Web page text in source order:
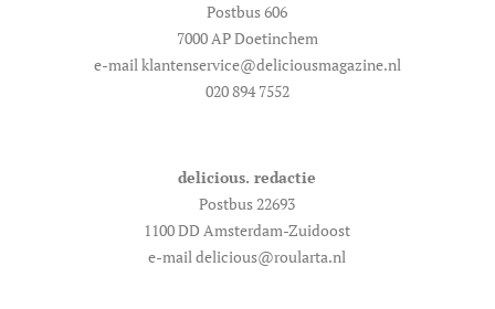
Postbus 606
7000 AP Doetinchem
e-mail klantenservice@deliciousmagazine.nl
020 894 7552
delicious. redactie
Postbus 22693
1100 DD Amsterdam-Zuidoost
e-mail delicious@roularta.nl